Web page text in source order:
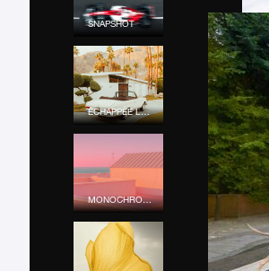
SNAPSHOT
ÉCHAPPÉE LOINTAINE
MONOCHROME MOOD